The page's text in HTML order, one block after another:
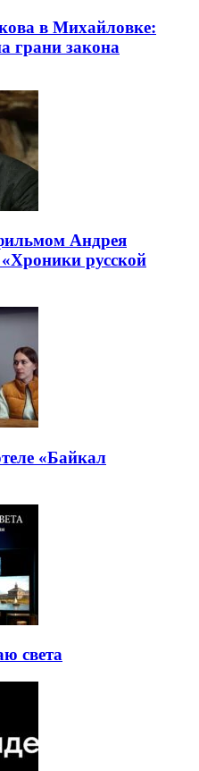
в Михайловке:
грани закона
Андрея
русской
«Байкал
света